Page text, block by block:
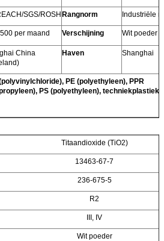
SGS/ROSHRangnorm Industriële
per maand Verschijning Wit poeder
China
Haven Shanghai
PE (polyethyleen), PPR
PS (polyethyleen),
Titaandioxide (TiO2)
13463-67-7
236-675-5
R2
III, IV
Wit poeder